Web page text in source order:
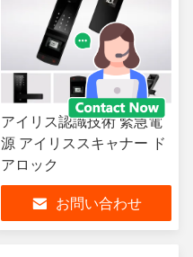
アイリス認識技術 緊急電
源 アイリススキャナー ド
アロック
お問い合わせ